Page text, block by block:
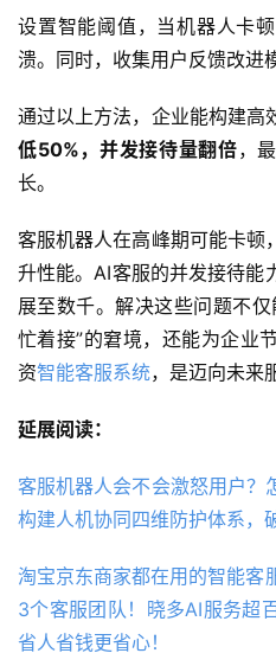
设置智能阈值，当机器人卡
溃。同时，收集用户反馈改进
通过以上方法，企业能构建高
低50%，并发接待量翻倍，
长。
客服机器人在高峰期可能卡顿
升性能。AI客服的并发接待能
展至数千。解决这些问题不
忙着接”的窘境，还能为企业
资智能客服系统，是迈向未来
延展阅读：
客服机器人会不会激怒用户？
构建人机协同四维防护体系，
淘宝京东商家都在用的智能客
3个客服团队！晓多AI服务超
省人省钱更省心！